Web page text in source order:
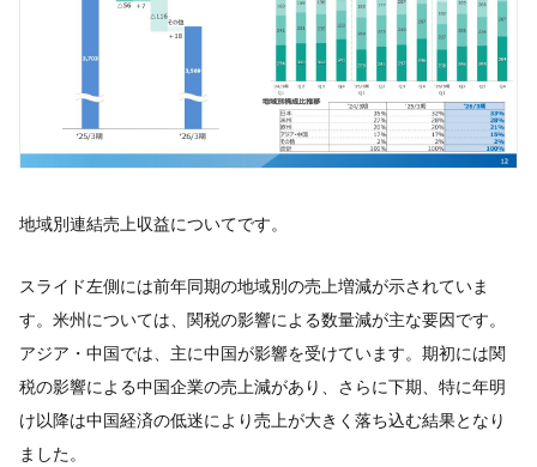
地域別連結売上収益についてです。
スライド左側には前年同期の地域別の売上増減が示されていま
す。米州については、関税の影響による数量減が主な要因です。
アジア・中国では、主に中国が影響を受けています。期初には関
税の影響による中国企業の売上減があり、さらに下期、特に年明
け以降は中国経済の低迷により売上が大きく落ち込む結果となり
ました。